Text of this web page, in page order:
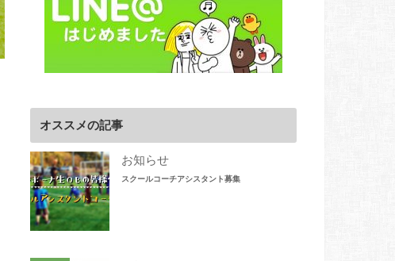
オススメの記事
お知らせ
スクールコーチアシスタント募集